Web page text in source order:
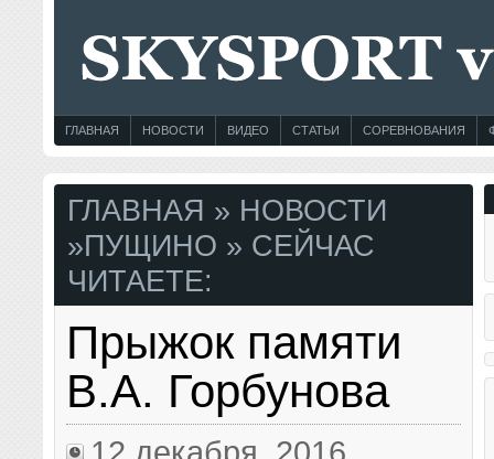
ГЛАВНАЯ НОВОСТИ ВИДЕО СТАТЬИ СОРЕВНОВАНИЯ
ГЛАВНАЯ » НОВОСТИ
»ПУЩИНО » СЕЙЧАС
ЧИТАЕТЕ:
Прыжок памяти
В.А. Горбунова
12 декабря, 2016